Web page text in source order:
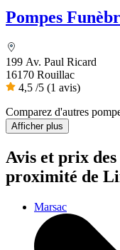
Pompes
199 Av. Paul Ricard
16170 Rouillac
4,5 /5 (1 avis)
Comparez d'autres
Afficher plus
Avis et prix des
proximité de
Marsac